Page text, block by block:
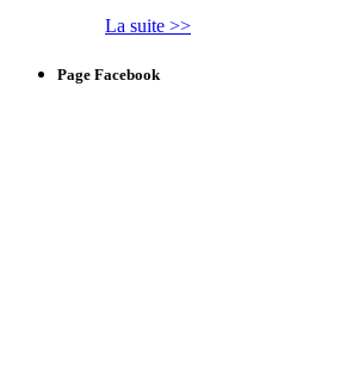
La suite >>
Page Facebook